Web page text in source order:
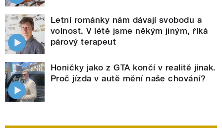
Letní románky nám dávají svobodu a
volnost. V létě jsme někým jiným, říká
párový terapeut
Honičky jako z GTA končí v realitě jinak.
Proč jízda v autě mění naše chování?